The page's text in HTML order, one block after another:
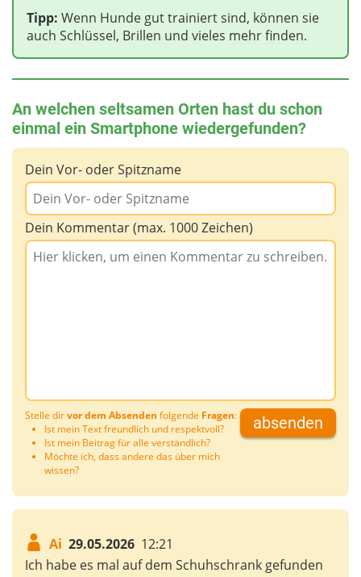
Tipp: Wenn Hunde gut trainiert sind, können sie
auch Schlüssel, Brillen und vieles mehr finden.
An welchen seltsamen Orten hast du schon
einmal ein Smartphone wiedergefunden?
Dein Vor- oder Spitzname
Dein Kommentar (max. 1000 Zeichen)
Stelle dirvor dem Absenden folgende Fragen:
Ist mein Text freundlich und respektvoll?
Ist mein Beitrag für alle verständlich?
Möchte ich, dass andere das über mich
wissen?
absenden
Ai 29.05.2026 12:21
Ich habe es mal auf dem Schuhschrank gefunden